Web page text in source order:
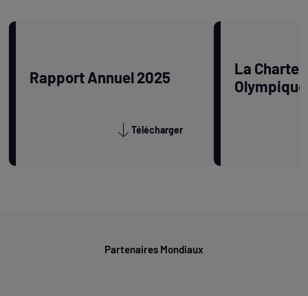
Rapport Annuel 2025
Télécharger
La Charte
Partenaires Mondiaux